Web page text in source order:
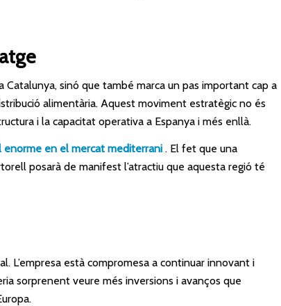
sinó que també marca un pas important cap a
alimentària. Aquest moviment estratègic no és
i la capacitat operativa a Espanya i més enllà.
enorme en el mercat mediterrani . El fet que una
posarà de manifest l’atractiu que aquesta regió té
L’empresa està compromesa a continuar innovant i
sorprenent veure més inversions i avanços que